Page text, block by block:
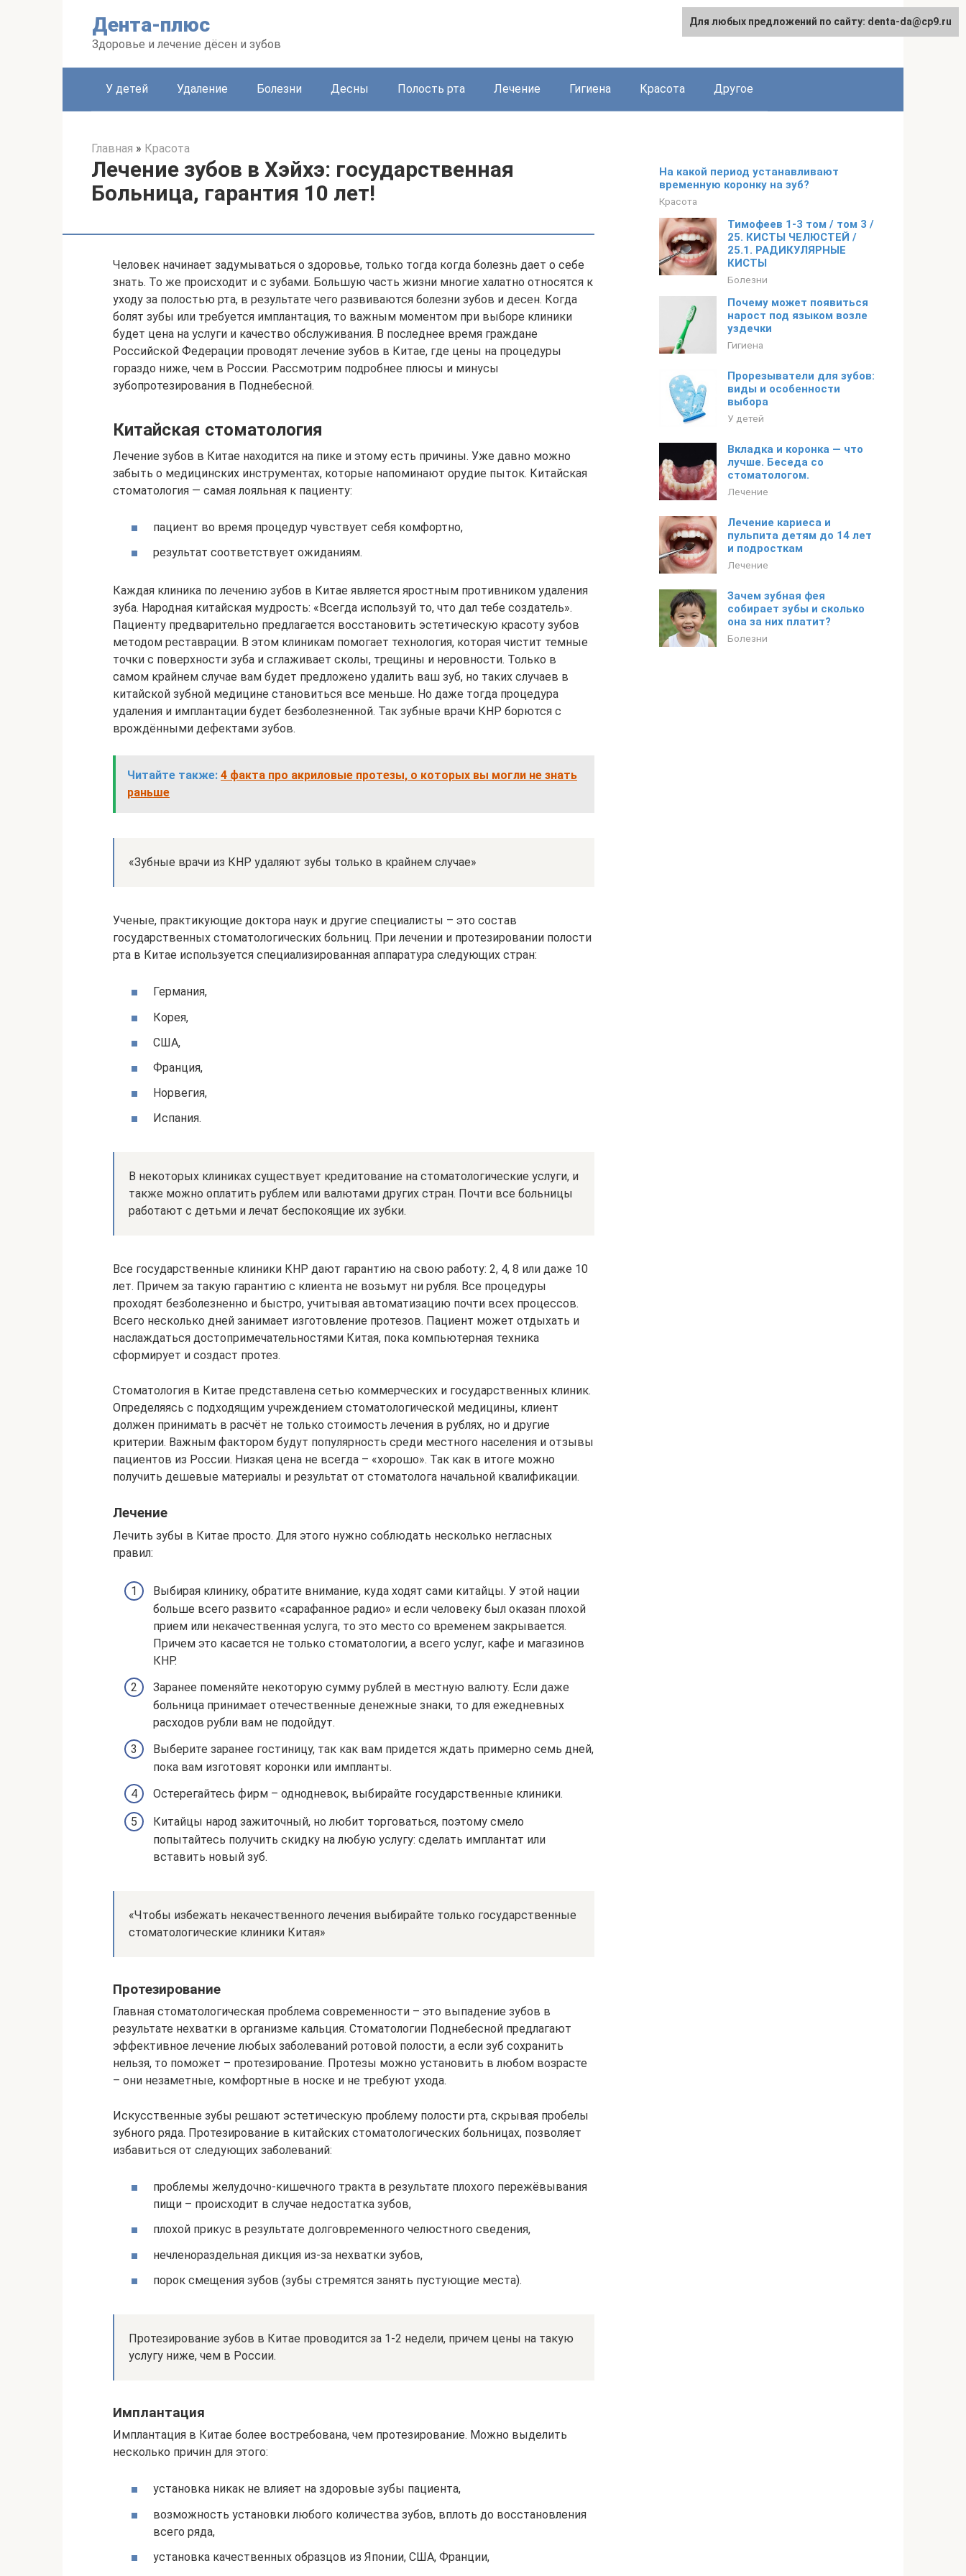
Дента-плюс
Здоровье и лечение дёсен и зубов
У детей Удаление Болезни Десны Полость рта Лечение Гигиена Красота Другое
Главная » Красота
Лечение зубов в Хэйхэ: государственная
Больница, гарантия 10 лет!
Человек начинает задумываться о здоровье, только тогда когда болезнь дает о себе
знать. То же происходит и с зубами. Большую часть жизни многие халатно относятся к
уходу за полостью рта, в результате чего развиваются болезни зубов и десен. Когда
болят зубы или требуется имплантация, то важным моментом при выборе клиники
будет цена на услуги и качество обслуживания. В последнее время граждане
Российской Федерации проводят лечение зубов в Китае, где цены на процедуры
гораздо ниже, чем в России. Рассмотрим подробнее плюсы и минусы
зубопротезирования в Поднебесной.
Китайская стоматология
Лечение зубов в Китае находится на пике и этому есть причины. Уже давно можно
забыть о медицинских инструментах, которые напоминают орудие пыток. Китайская
стоматология — самая лояльная к пациенту:
пациент во время процедур чувствует себя комфортно,
результат соответствует ожиданиям.
Каждая клиника по лечению зубов в Китае является яростным противником удаления
зуба. Народная китайская мудрость: «Всегда используй то, что дал тебе создатель».
Пациенту предварительно предлагается восстановить эстетическую красоту зубов
методом реставрации. В этом клиникам помогает технология, которая чистит темные
точки с поверхности зуба и сглаживает сколы, трещины и неровности. Только в
самом крайнем случае вам будет предложено удалить ваш зуб, но таких случаев в
китайской зубной медицине становиться все меньше. Но даже тогда процедура
удаления и имплантации будет безболезненной. Так зубные врачи КНР борются с
врождёнными дефектами зубов.
Читайте также: 4 факта про акриловые протезы, о которых вы могли не знать
раньше
«Зубные врачи из КНР удаляют зубы только в крайнем случае»
Ученые, практикующие доктора наук и другие специалисты – это состав
государственных стоматологических больниц. При лечении и протезировании полости
рта в Китае используется специализированная аппаратура следующих стран:
Германия,
Корея,
США,
Франция,
Норвегия,
Испания.
В некоторых клиниках существует кредитование на стоматологические услуги, и
также можно оплатить рублем или валютами других стран. Почти все больницы
работают с детьми и лечат беспокоящие их зубки.
Все государственные клиники КНР дают гарантию на свою работу: 2, 4, 8 или даже 10
лет. Причем за такую гарантию с клиента не возьмут ни рубля. Все процедуры
проходят безболезненно и быстро, учитывая автоматизацию почти всех процессов.
Всего несколько дней занимает изготовление протезов. Пациент может отдыхать и
наслаждаться достопримечательностями Китая, пока компьютерная техника
сформирует и создаст протез.
Стоматология в Китае представлена сетью коммерческих и государственных клиник.
Определяясь с подходящим учреждением стоматологической медицины, клиент
должен принимать в расчёт не только стоимость лечения в рублях, но и другие
критерии. Важным фактором будут популярность среди местного населения и отзывы
пациентов из России. Низкая цена не всегда – «хорошо». Так как в итоге можно
получить дешевые материалы и результат от стоматолога начальной квалификации.
Лечение
Лечить зубы в Китае просто. Для этого нужно соблюдать несколько негласных
правил:
Выбирая клинику, обратите внимание, куда ходят сами китайцы. У этой нации
больше всего развито «сарафанное радио» и если человеку был оказан плохой
прием или некачественная услуга, то это место со временем закрывается.
Причем это касается не только стоматологии, а всего услуг, кафе и магазинов
КНР.
Заранее поменяйте некоторую сумму рублей в местную валюту. Если даже
больница принимает отечественные денежные знаки, то для ежедневных
расходов рубли вам не подойдут.
Выберите заранее гостиницу, так как вам придется ждать примерно семь дней,
пока вам изготовят коронки или импланты.
Остерегайтесь фирм – однодневок, выбирайте государственные клиники.
Китайцы народ зажиточный, но любит торговаться, поэтому смело
попытайтесь получить скидку на любую услугу: сделать имплантат или
вставить новый зуб.
«Чтобы избежать некачественного лечения выбирайте только государственные
стоматологические клиники Китая»
Протезирование
Главная стоматологическая проблема современности – это выпадение зубов в
результате нехватки в организме кальция. Стоматологии Поднебесной предлагают
эффективное лечение любых заболеваний ротовой полости, а если зуб сохранить
нельзя, то поможет – протезирование. Протезы можно установить в любом возрасте
– они незаметные, комфортные в носке и не требуют ухода.
Искусственные зубы решают эстетическую проблему полости рта, скрывая пробелы
зубного ряда. Протезирование в китайских стоматологических больницах, позволяет
избавиться от следующих заболеваний:
проблемы желудочно-кишечного тракта в результате плохого пережёвывания
пищи – происходит в случае недостатка зубов,
плохой прикус в результате долговременного челюстного сведения,
нечленораздельная дикция из-за нехватки зубов,
порок смещения зубов (зубы стремятся занять пустующие места).
Протезирование зубов в Китае проводится за 1-2 недели, причем цены на такую
услугу ниже, чем в России.
Имплантация
Имплантация в Китае более востребована, чем протезирование. Можно выделить
несколько причин для этого:
установка никак не влияет на здоровые зубы пациента,
возможность установки любого количества зубов, вплоть до восстановления
всего ряда,
установка качественных образцов из Японии, США, Франции,
На какой период устанавливают
временную коронку на зуб?
Красота
Тимофеев 1-3 том / том 3 /
25. КИСТЫ ЧЕЛЮСТЕЙ /
25.1. РАДИКУЛЯРНЫЕ
КИСТЫ
Болезни
Почему может появиться
нарост под языком возле
уздечки
Гигиена
Прорезыватели для зубов:
виды и особенности
выбора
У детей
Вкладка и коронка — что
лучше. Беседа со
стоматологом.
Лечение
Лечение кариеса и
пульпита детям до 14 лет
и подросткам
Лечение
Зачем зубная фея
собирает зубы и сколько
она за них платит?
Болезни
Для любых предложений по сайту: denta-da@cp9.ru